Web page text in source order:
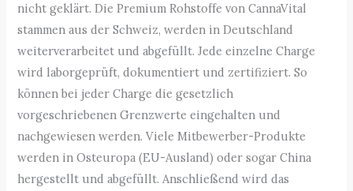
nicht geklärt. Die Premium Rohstoffe von CannaVital
stammen aus der Schweiz, werden in Deutschland
weiterverarbeitet und abgefüllt. Jede einzelne Charge
wird laborgeprüft, dokumentiert und zertifiziert. So
können bei jeder Charge die gesetzlich
vorgeschriebenen Grenzwerte eingehalten und
nachgewiesen werden. Viele Mitbewerber-Produkte
werden in Osteuropa (EU-Ausland) oder sogar China
hergestellt und abgefüllt. Anschließend wird das